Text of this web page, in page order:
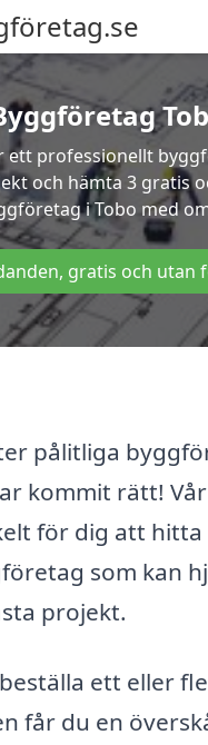
ett professionellt
och hämta 3 gratis
i Tobo med
gratis och utan
pålitliga
kommit rätt!
för dig att hitta
som kan
projekt.
ett eller
får du en